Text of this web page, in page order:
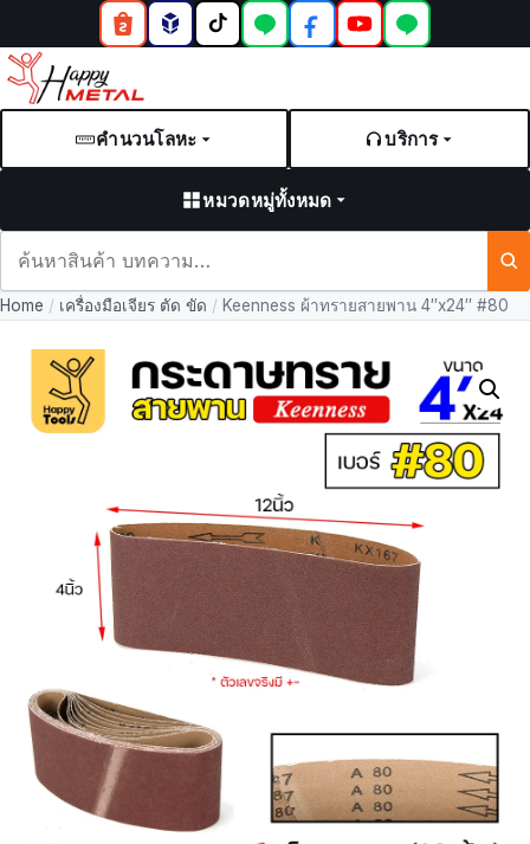
คำนวนโลหะ บริการ
หมวดหมู่ทั้งหมด
และ
Home / เครื่องมือเจียร ตัด ขัด / Keenness ผ้าทรายสายพาน 4″x24″ #80